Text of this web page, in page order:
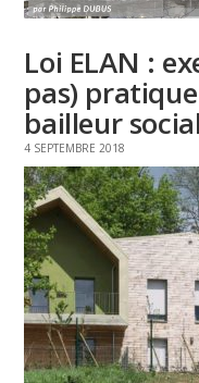
Loi ELAN :
pas)
bailleur social
4 SEPTEMBRE 2018